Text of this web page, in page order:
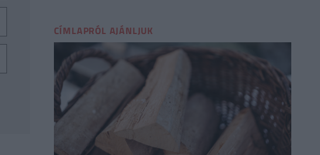
Komáromújváros
Balmazújváros
CÍMLAPRÓL AJÁNLJUK